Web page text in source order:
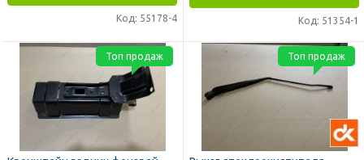
Код: 55178-4 Код: 51354-1
Топ продаж Топ продаж